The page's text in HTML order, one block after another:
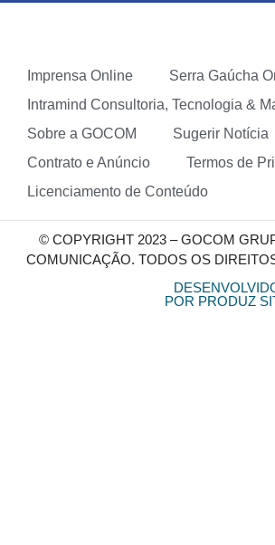
Imprensa Online
Serra Gaúcha
Intramind Consultoria, Tecnologia &
Sobre a GOCOM
Sugerir Notícia
Contrato e Anúncio
Termos de
Licenciamento de Conteúdo
© COPYRIGHT 2023 – GOCOM
COMUNICAÇÃO. TODOS OS
POR PRODUZ